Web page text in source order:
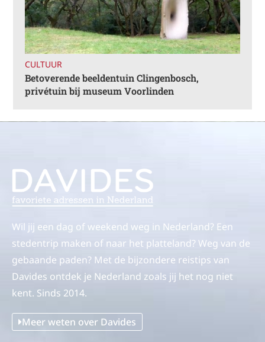
CULTUUR
Betoverende beeldentuin Clingenbosch,
privétuin bij museum Voorlinden
Wil jij een dag of weekend weg in Nederland? Een
stedentrip maken of naar het platteland? Weg van de
gebaande paden? Met de bijzondere reistips van
Davides ontdek je Nederland zoals jij het nog niet
kent. Sinds 2014.
Meer weten over Davides